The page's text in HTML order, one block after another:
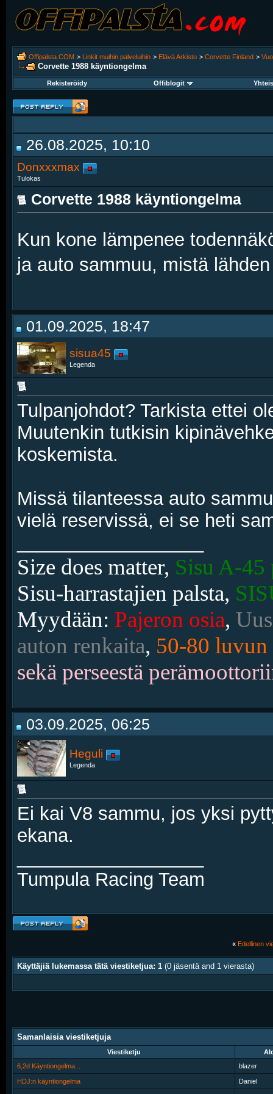
Offipalsta.COM > Linkit muihin palveluihin > Elävä Arkisto > Corvette Finland >
Corvette 1988 käyntiongelma
Rekisteröidy Offiblogit
26.08.2025, 10:10
Donxxxmax
Tulokas
Corvette 1988 käyntiongelma
Kun kone lämpenee
ja auto sammuu, mistä
01.09.2025, 18:47
sisua45
Legenda
Tulpanjohdot? Tarkista ettei
Muutenkin tutkisin
koskemista.
Missä tilanteessa auto
vielä reservissä, ei se heti
Size does matter, Sisu A-
Sisu-harrastajien palsta,
Myydään: Pajeron osia,
auton renkaita, 50-80 luvun
sekä perseestä
03.09.2025, 06:25
Heguli
Legenda
Ei kai V8 sammu, jos yksi
ekana.
Tumpula Racing Team
« Edellinen
Käyttäjiä lukemassa tätä viestiketjua: 1 (0 jäsentä and 1 vierasta)
Samanlaisia viestiketjuja
Viestiketju
6,2d Käyntiongelma...
blazer
HDJ:n käyntiongelma Daniel